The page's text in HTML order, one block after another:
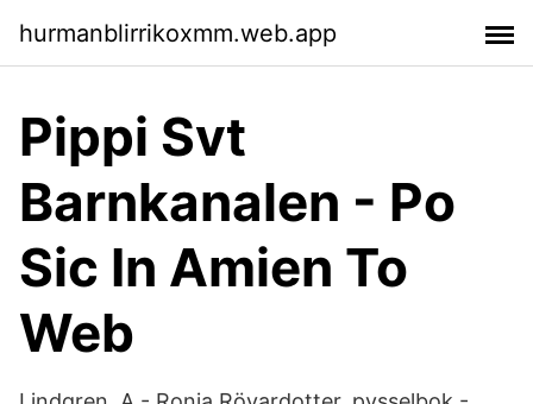
hurmanblirrikoxmm.web.app
Pippi Svt
Barnkanalen - Po
Sic In Amien To
Web